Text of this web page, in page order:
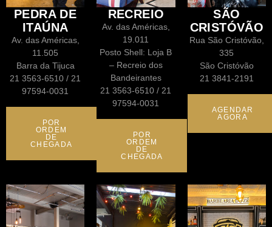
PEDRA DE
ITAÚNA
Av. das Américas,
11.505
Barra da Tijuca
21 3563-6510 / 21
97594-0031
POR
ORDEM
DE
CHEGADA
RECREIO
Av. das Américas,
19.011
Posto Shell: Loja B
– Recreio dos
Bandeirantes
21 3563-6510 / 21
97594-0031
POR
ORDEM
DE
CHEGADA
SÃO
CRISTÓVÃO
Rua São Cristóvão,
335
São Cristóvão
21 3841-2191
AGENDAR
AGORA